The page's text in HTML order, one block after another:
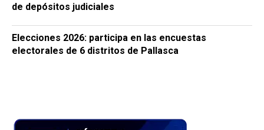
de depósitos judiciales
Elecciones 2026: participa en las encuestas
electorales de 6 distritos de Pallasca